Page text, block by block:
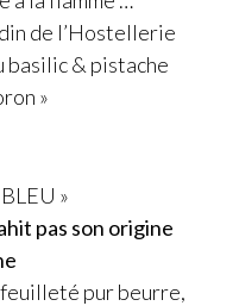
de l’Hostellerie
basilic & pistache
»
»
pas son origine
feuilleté pur beurre,